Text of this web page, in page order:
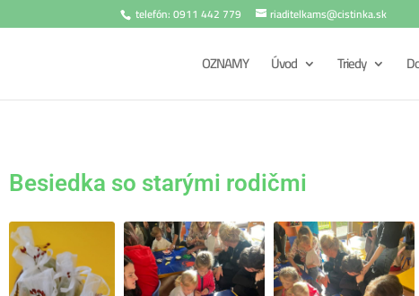
telefón: 0911 442 779 riaditelkams@cistinka.sk
OZNAMY Úvod Triedy
Besiedka so starými rodičmi